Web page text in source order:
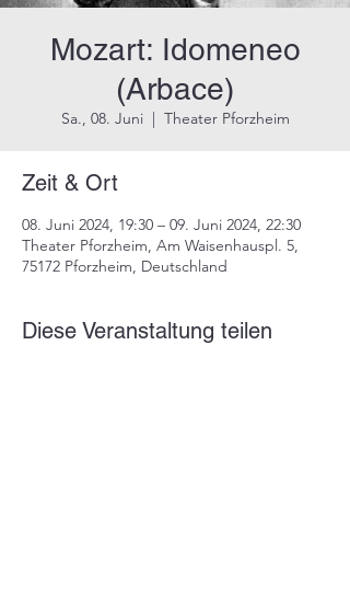
Mozart: Idomeneo
(Arbace)
Sa., 08. Juni
  |
Theater Pforzheim
Zeit & Ort
08. Juni 2024, 19:30 – 09. Juni 2024, 22:30
Theater Pforzheim, Am Waisenhauspl. 5,
75172 Pforzheim, Deutschland
Diese Veranstaltung teilen